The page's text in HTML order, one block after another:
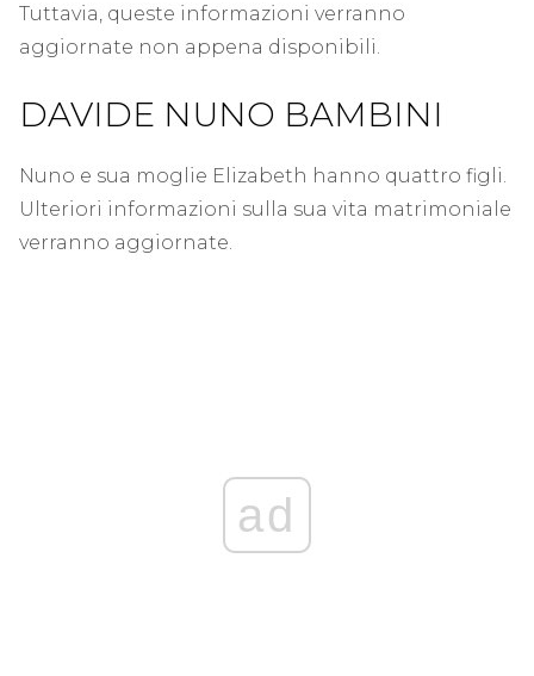
Tuttavia, queste informazioni verranno
aggiornate non appena disponibili.
DAVIDE NUNO BAMBINI
Nuno e sua moglie Elizabeth hanno quattro figli.
Ulteriori informazioni sulla sua vita matrimoniale
verranno aggiornate.
ad